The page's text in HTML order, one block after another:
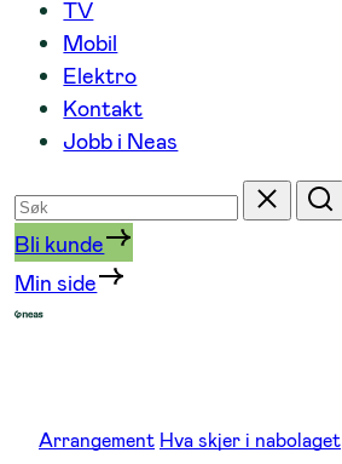
TV
Mobil
Elektro
Kontakt
Jobb i Neas
Søk
etter
Tilbakestill
Søk
Bli kunde
Min side
Arrangement Hva skjer i nabolaget